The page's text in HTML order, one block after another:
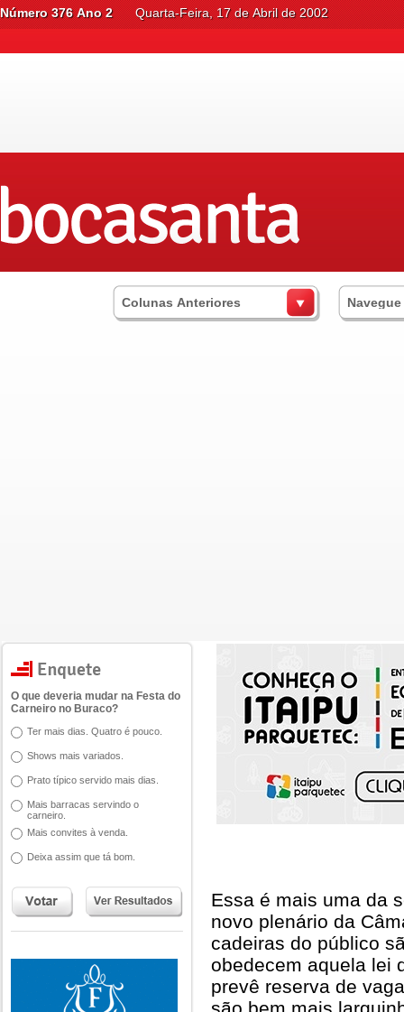
Número 376 Ano 2 Quarta-Feira, 17 de Abril de 2002
Colunas Anteriores
O que deveria mudar na Festa do
Carneiro no Buraco?
Ter mais dias. Quatro é pouco.
Shows mais variados.
Prato típico servido mais dias.
Mais barracas servindo o
carneiro.
Mais convites à venda.
Deixa assim que tá bom.
Essa é mais uma da
novo plenário da
cadeiras do público
obedecem aquela lei
prevê reserva de